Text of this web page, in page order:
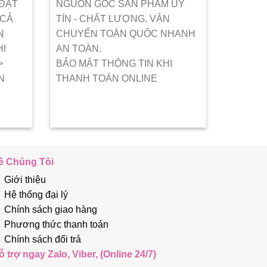
NGUỒN GỐC SẢN PHẨM UY
TÍN - CHẤT LƯỢNG. VẬN
CHUYỂN TOÀN QUỐC NHANH
AN TOÀN.
BẢO MẬT THÔNG TIN KHI
THANH TOÁN ONLINE
Chúng Tôi
Giới thiệu
Hệ thống đại lý
Chính sách giao hàng
Phương thức thanh toán
Chính sách đổi trả
trợ ngay Zalo, Viber, (Online 24/7)